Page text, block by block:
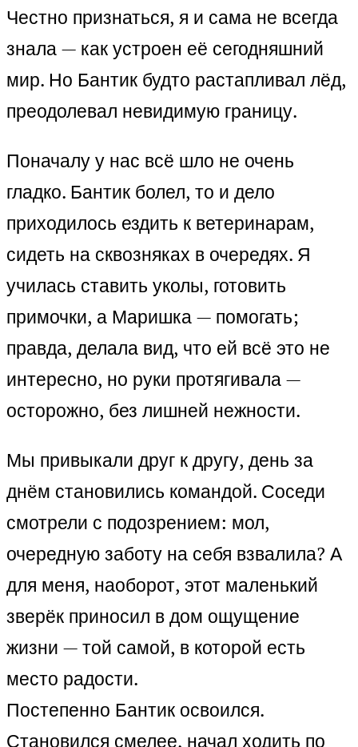
Честно признаться, я и сама не всегда
знала — как устроен её сегодняшний
мир. Но Бантик будто растапливал лёд,
преодолевал невидимую границу.
Поначалу у нас всё шло не очень
гладко. Бантик болел, то и дело
приходилось ездить к ветеринарам,
сидеть на сквозняках в очередях. Я
училась ставить уколы, готовить
примочки, а Маришка — помогать;
правда, делала вид, что ей всё это не
интересно, но руки протягивала —
осторожно, без лишней нежности.
Мы привыкали друг к другу, день за
днём становились командой. Соседи
смотрели с подозрением: мол,
очередную заботу на себя взвалила? А
для меня, наоборот, этот маленький
зверёк приносил в дом ощущение
жизни — той самой, в которой есть
место радости.
Постепенно Бантик освоился.
Становился смелее, начал ходить по